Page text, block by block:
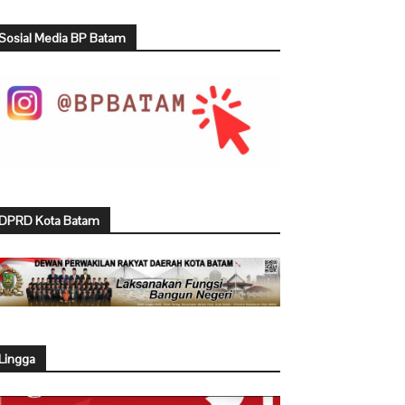
Media BP Batam
Kota Batam